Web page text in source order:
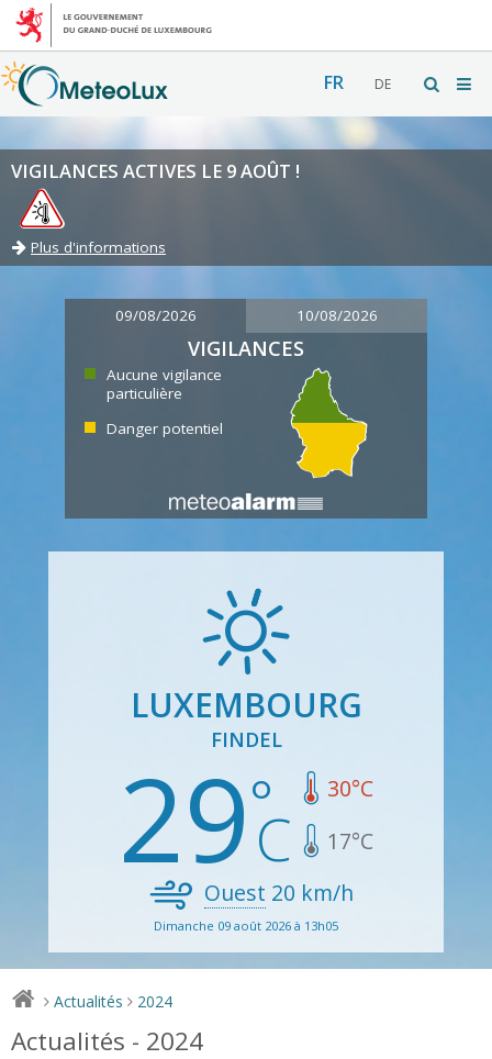
FR DE
VIGILANCES ACTIVES LE 9 AOÛT !
Plus d'informations
09/08/2026 10/08/2026
VIGILANCES
Aucune vigilance
particulière
Danger potentiel
LUXEMBOURG
FINDEL
29 30°C
17°C
Ouest 20 km/h
Dimanche 09 août 2026 à 13h05
> Actualités > 2024
Actualités - 2024